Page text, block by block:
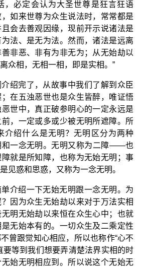
，必定会认为大圣世尊是狂言狂语
如来世尊为众生说法时，常常都是
会去善观因缘，现前开示说诸法是
法、是无为法。然而，诸法是远离
非恶、非有为非无为；从无始劫以
众相，无相一相，即是实相。”
绍完了，从故事中我们了解到众臣
在五浊恶世也是众生皆醉，唯证悟
世中，真正破参明心的一定永远是
，一定或多或少被无明所遮障。所
介绍什么是无明？无明区分为两种
一念无明。无明又称为二障——也
就是所知障，也称为无始无明；事
见惑和思惑，又称为一念无明。
介绍一下无始无明跟一念无明。为
因为众生无始劫以来对于万法实相
明无始劫以来恒在众生心中；也就
无始本有的。一切众生及二乘定性
曾跟觉知心相应，所以也称作“心不
要等到我们想要弄清楚法界实相的时
始无明相应到。所以说这个无始无